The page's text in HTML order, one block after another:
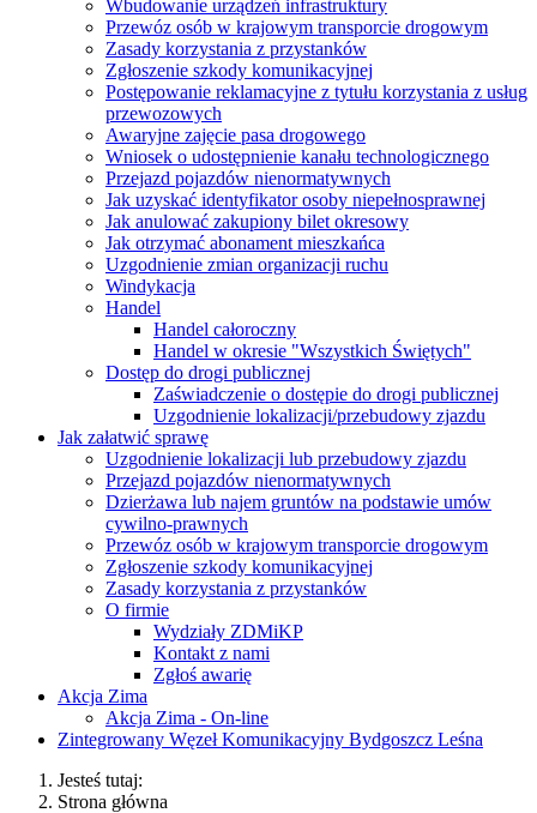
Wbudowanie urządzeń infrastruktury
Przewóz osób w krajowym transporcie drogowym
Zasady korzystania z przystanków
Zgłoszenie szkody komunikacyjnej
Postępowanie reklamacyjne z tytułu korzystania z usług
przewozowych
Awaryjne zajęcie pasa drogowego
Wniosek o udostępnienie kanału technologicznego
Przejazd pojazdów nienormatywnych
Jak uzyskać identyfikator osoby niepełnosprawnej
Jak anulować zakupiony bilet okresowy
Jak otrzymać abonament mieszkańca
Uzgodnienie zmian organizacji ruchu
Windykacja
Handel
Handel całoroczny
Handel w okresie "Wszystkich Świętych"
Dostęp do drogi publicznej
Zaświadczenie o dostępie do drogi publicznej
Uzgodnienie lokalizacji/przebudowy zjazdu
Jak załatwić sprawę
Uzgodnienie lokalizacji lub przebudowy zjazdu
Przejazd pojazdów nienormatywnych
Dzierżawa lub najem gruntów na podstawie umów
cywilno-prawnych
Przewóz osób w krajowym transporcie drogowym
Zgłoszenie szkody komunikacyjnej
Zasady korzystania z przystanków
O firmie
Wydziały ZDMiKP
Kontakt z nami
Zgłoś awarię
Akcja Zima
Akcja Zima - On-line
Zintegrowany Węzeł Komunikacyjny Bydgoszcz Leśna
Jesteś tutaj:
Strona główna